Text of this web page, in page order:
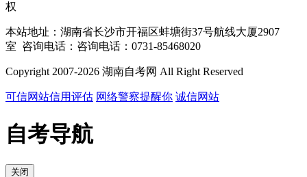
权
本站地址：湖南省长沙市开福区蚌塘街37号航线大厦2907
室 咨询电话：咨询电话：0731-85468020
Copyright 2007-2026 湖南自考网 All Right Reserved
可信网站信用评估 网络警察提醒你 诚信网站
自考导航
关闭